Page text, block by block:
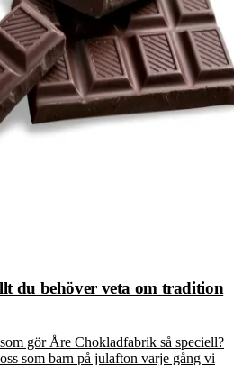
du behöver veta om tradition
gör Åre Chokladfabrik så speciell?
som barn på julafton varje gång vi